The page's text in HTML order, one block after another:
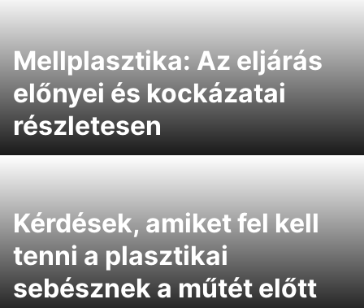
Mellplasztika: Az eljárás
előnyei és kockázatai
részletesen
Kérdések, amiket fel kell
tenni a plasztikai
sebésznek a műtét előtt​​​​​​​